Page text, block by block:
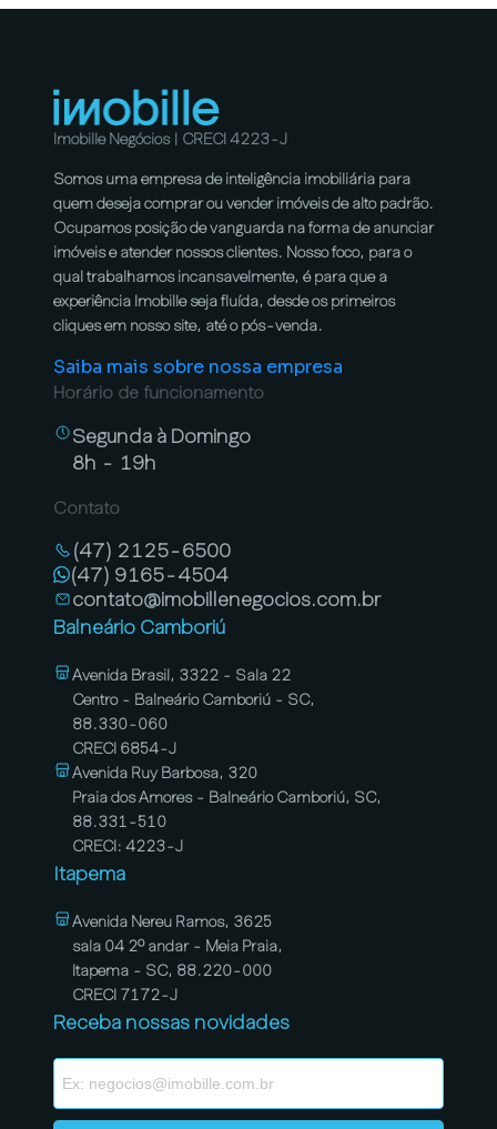
Imobille Negócios | CRECI 4223-J
Somos uma empresa de inteligência imobiliária para
quem deseja comprar ou vender imóveis de alto padrão.
Ocupamos posição de vanguarda na forma de anunciar
imóveis e atender nossos clientes. Nosso foco, para o
qual trabalhamos incansavelmente, é para que a
experiência Imobille seja fluída, desde os primeiros
cliques em nosso site, até o pós-venda.
Saiba mais sobre nossa empresa
Horário de funcionamento
Segunda à Domingo
8h - 19h
Contato
(47) 2125-6500
(47) 9165-4504
contato@imobillenegocios.com.br
Balneário Camboriú
Avenida Brasil, 3322 - Sala 22
Centro - Balneário Camboriú - SC,
88.330-060
CRECI 6854-J
Avenida Ruy Barbosa, 320
Praia dos Amores - Balneário Camboriú, SC,
88.331-510
CRECI: 4223-J
Itapema
Avenida Nereu Ramos, 3625
sala 04 2º andar - Meia Praia,
Itapema - SC, 88.220-000
CRECI 7172-J
Receba nossas novidades